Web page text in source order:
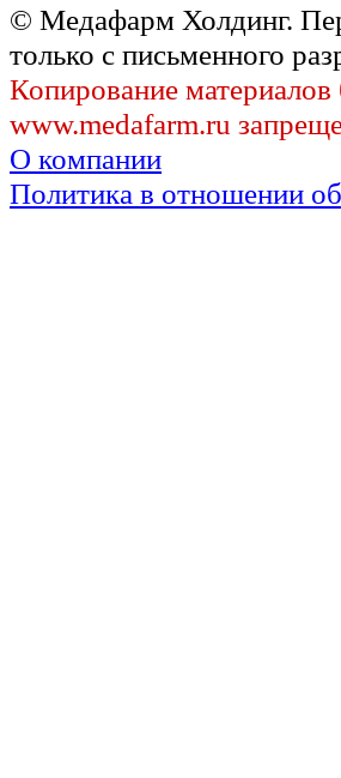
© Медафарм Холдинг.
только с письменного
Копирование материалов
www.medafarm.ru
О компании
Политика в отношении